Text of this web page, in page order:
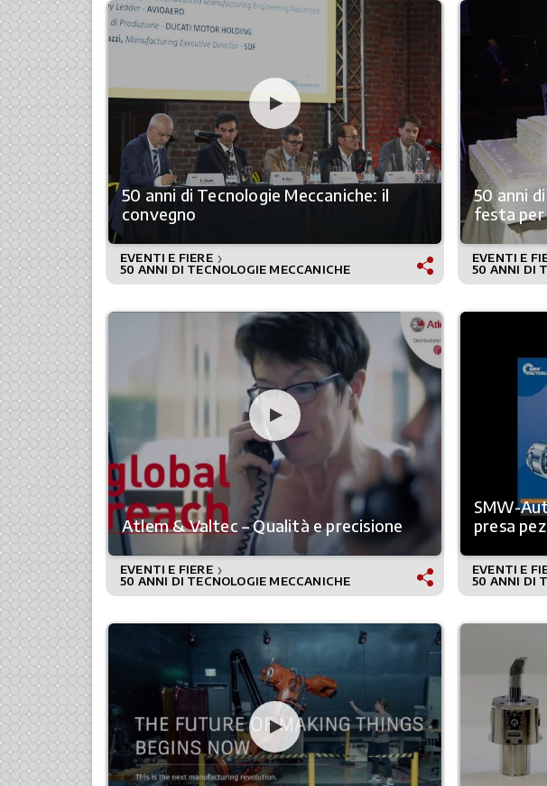
50 anni di Tecnologie Meccaniche: il
convegno
EVENTI E FIERE❯
50 ANNI DI TECNOLOGIE MECCANICHE
50 anni
festa per
EVENTI E
50 ANNI DI
Atlem & Valtec – Qualità e precisione
EVENTI E FIERE❯
50 ANNI DI TECNOLOGIE MECCANICHE
SMW-
presa
EVENTI E
50 ANNI DI